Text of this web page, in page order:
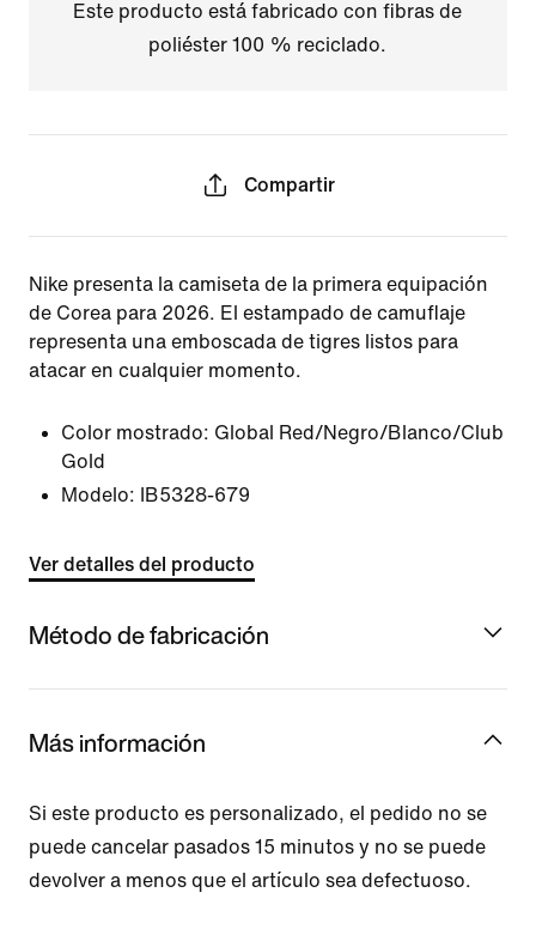
Este producto está fabricado con fibras de
poliéster 100 % reciclado.
Compartir
Nike presenta la camiseta de la primera equipación
de Corea para 2026. El estampado de camuflaje
representa una emboscada de tigres listos para
atacar en cualquier momento.
Color mostrado: Global Red/Negro/Blanco/Club
Gold
Modelo:
IB5328-679
Ver detalles del producto
Método de fabricación
Más información
Si este producto es personalizado, el pedido no se
puede cancelar pasados 15 minutos y no se puede
devolver a menos que el artículo sea defectuoso.